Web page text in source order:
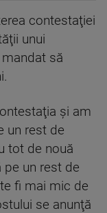
contestaţiei
unui
să
şi am
un rest de
tot de nouă
pe un rest de
fi mai mic de
se anunţă